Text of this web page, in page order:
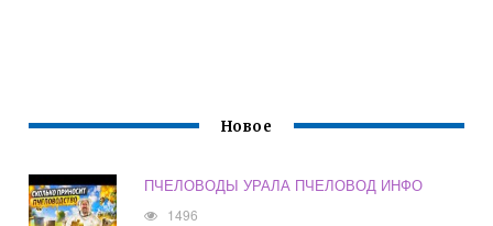
Новое
ПЧЕЛОВОДЫ УРАЛА ПЧЕЛОВОД ИНФО
1496